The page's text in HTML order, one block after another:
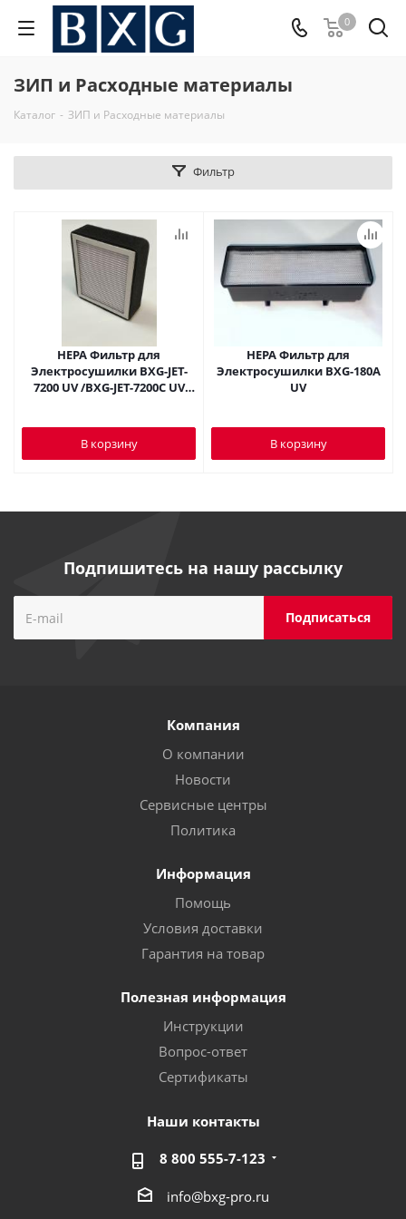
0
ЗИП и Расходные материалы
Каталог - ЗИП и Расходные материалы
Фильтр
НЕРА Фильтр для
Электросушилки BXG-JET-
7200 UV /BXG-JET-7200C UV
В корзину
НЕРА Фильтр для
Электросушилки BXG-180A
UV
В корзину
Подпишитесь на нашу рассылку
Компания
О компании
Новости
Сервисные центры
Политика
Информация
Помощь
Условия доставки
Гарантия на товар
Полезная информация
Инструкции
Вопрос-ответ
Сертификаты
Наши контакты
8 800 555-7-123
info@bxg-pro.ru